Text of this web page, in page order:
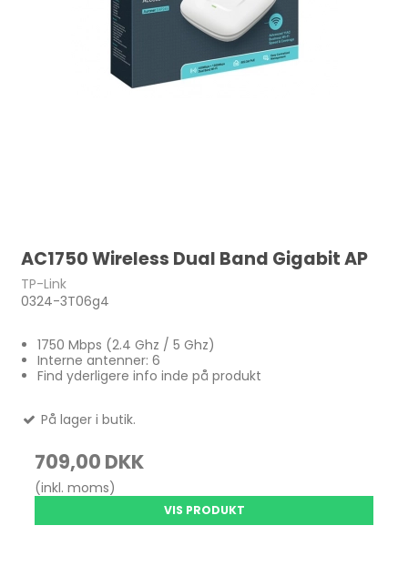
AC1750 Wireless Dual Band Gigabit AP
TP-Link
0324-3T06g4
1750 Mbps (2.4 Ghz / 5 Ghz)
Interne antenner: 6
Find yderligere info inde på produkt
På lager i butik.
709,00 DKK
(inkl. moms)
VIS PRODUKT